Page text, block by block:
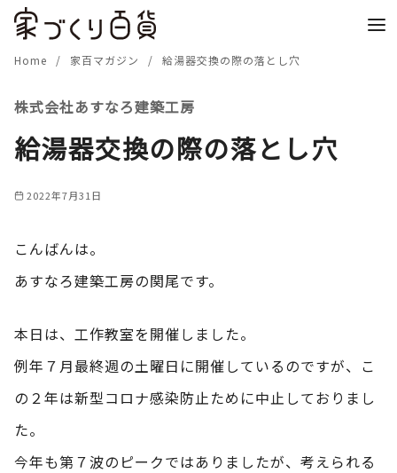
Home 家百マガジン 給湯器交換の際の落とし穴
株式会社あすなろ建築工房
給湯器交換の際の落とし穴
2022年7月31日
こんばんは。
あすなろ建築工房の関尾です。
本日は、工作教室を開催しました。
例年７月最終週の土曜日に開催しているのですが、こ
の２年は新型コロナ感染防止ために中止しておりまし
た。
今年も第７波のピークではありましたが、考えられる